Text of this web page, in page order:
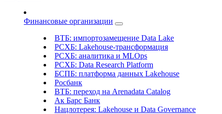
Финансовые организации
ВТБ: импортозамещение Data Lake
РСХБ: Lakehouse-трансформация
РСХБ: аналитика и MLOps
РСХБ: Data Research Platform
БСПБ: платформа данных Lakehouse
Росбанк
ВТБ: переход на Arenadata Catalog
Ак Барс Банк
Нацлотерея: Lakehouse и Data Governance